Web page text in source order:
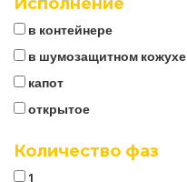
в контейнере
в шумозащитном кожухе
капот
открытое
Количество фаз